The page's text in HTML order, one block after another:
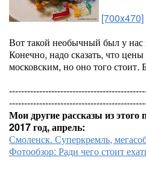
[700x470]
Вот такой необычный был у
Конечно, надо сказать, что
московским, но оно того стоит.
Мои другие рассказы из этого
2017 год, апрель:
Смоленск. Суперкремль,
Фотообзор: Ради чего стоит